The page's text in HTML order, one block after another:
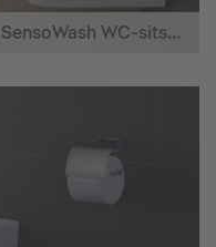
SensoWash WC-sits med hygiendusch